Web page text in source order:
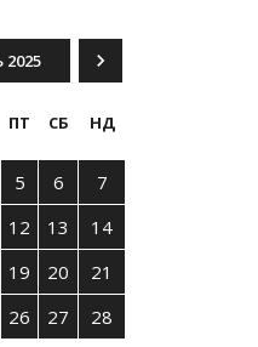
ПТ СБ НД
5 6
7
12 13
14
19 20
21
26 27
28